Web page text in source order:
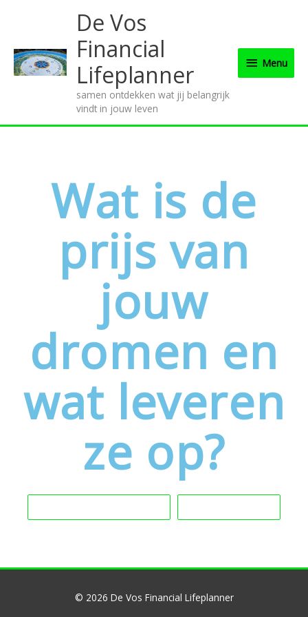
inhoud
De Vos
Financial
Lifeplanner
samen ontdekken wat jij belangrijk
vindt in jouw leven
Menu
Wat is de
prijs van
jouw
dromen en
wat leveren
ze op?
© 2026 De Vos Financial Lifeplanner